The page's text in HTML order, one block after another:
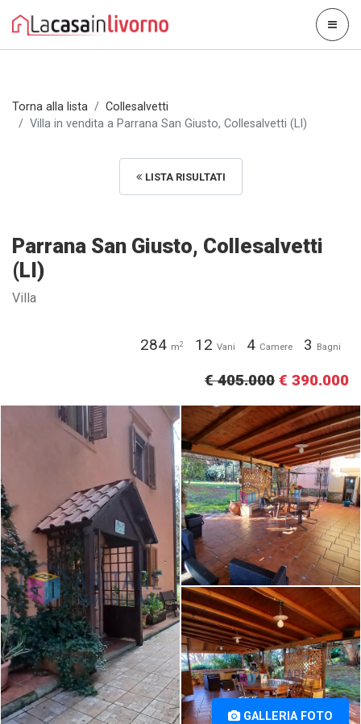
Torna alla lista
Collesalvetti
Villa in vendita a Parrana San Giusto, Collesalvetti (LI)
LISTA RISULTATI
Parrana San Giusto, Collesalvetti
(LI)
Villa
284 m2 12 Vani 4 Camere 3 Bagni
€ 405.000 € 390.000
Villa in vendita a Parrana San
Giusto, Collesalvetti (LI) [1/43]
Villa in vendita a Parrana San
Giusto, Collesalvetti (LI) [2/43]
Villa in vendita a Parrana San
Giusto, Collesalvetti (LI) [3/43]
GALLERIA FOTO